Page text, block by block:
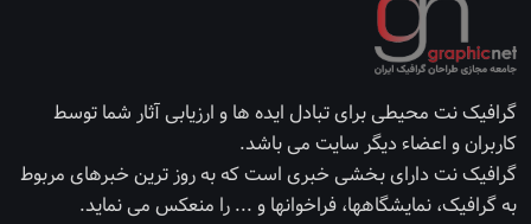
گرافیک نت محیطی برای تبادل ایده ها و ارزیابی آثار شما توسط
کاربران و اعضاء دیگر سایت می باشد.
گرافیک نت دارای بخشی خبری است که به روز ترین خبرهای مربوط
به گرافیک، نمایشگاهها، فراخوانها و ... را منعکس می نماید.